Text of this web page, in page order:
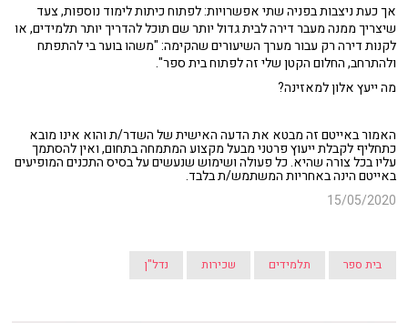
אך כעת ניצבות בפניה שתי אפשרויות: לפתוח כיתות לימוד נוספות, צעד
שיצריך ממנה מעבר דירה לבית גדול יותר שם תוכל להדריך יותר תלמידים, או
לקנות דירה רק עבור מערך השיעורים שהקימה: "משהו בוער בי להתפתח
ולהתרחב, החלום הקטן שלי זה לפתוח בית ספר".
מה ייעץ אלון למאזינה?
האמור באייטם זה מבטא את הדעה האישית של השדר/ת והוא אינו מובא
כתחליף לקבלת ייעוץ פרטני מבעל מקצוע המתמחה בתחום, ואין להסתמך
עליו בכל צורה שהיא. כל פעולה ושימוש שנעשים על בסיס התכנים המופיעים
באייטם הינה באחריות המשתמש/ת בלבד.
15/05/2020
בית ספר תלמידים שכירות נדל"ן